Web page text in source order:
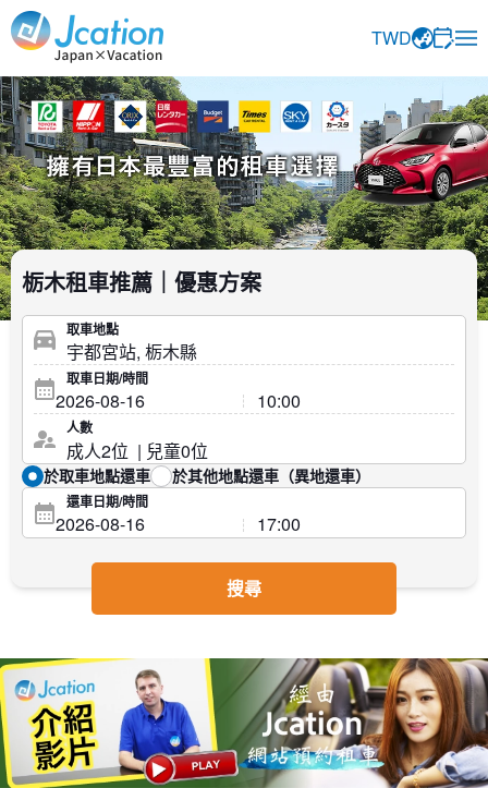
Jcation 以您想要的方式旅行。
TWD
栃木租車推薦｜優惠方案
取車地點
取車日期/時間
人數
於取車地點還車 於其他地點還車（異地還車）
還車日期/時間
搜尋